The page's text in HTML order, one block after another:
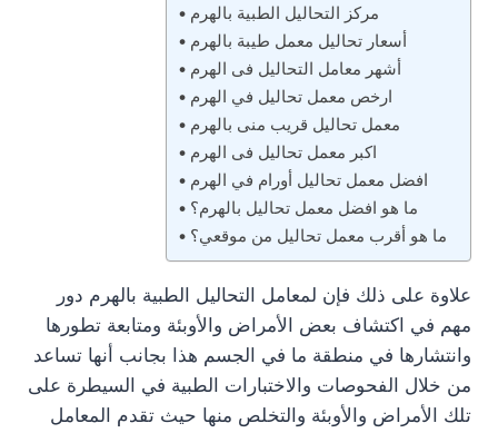
مركز التحاليل الطبية بالهرم
أسعار تحاليل معمل طيبة بالهرم
أشهر معامل التحاليل فى الهرم
ارخص معمل تحاليل في الهرم
معمل تحاليل قريب منى بالهرم
اكبر معمل تحاليل فى الهرم
افضل معمل تحاليل أورام في الهرم
ما هو افضل معمل تحاليل بالهرم؟
ما هو أقرب معمل تحاليل من موقعي؟
علاوة على ذلك فإن لمعامل التحاليل الطبية بالهرم دور
مهم في اكتشاف بعض الأمراض والأوبئة ومتابعة تطورها
وانتشارها في منطقة ما في الجسم هذا بجانب أنها تساعد
من خلال الفحوصات والاختبارات الطبية في السيطرة على
تلك الأمراض والأوبئة والتخلص منها حيث تقدم المعامل